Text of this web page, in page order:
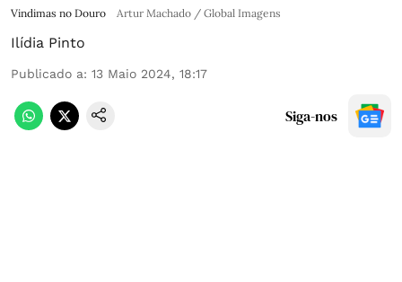
Vindimas no Douro Artur Machado / Global Imagens
Ilídia Pinto
Publicado a: 13 Maio 2024, 18:17
Siga-nos